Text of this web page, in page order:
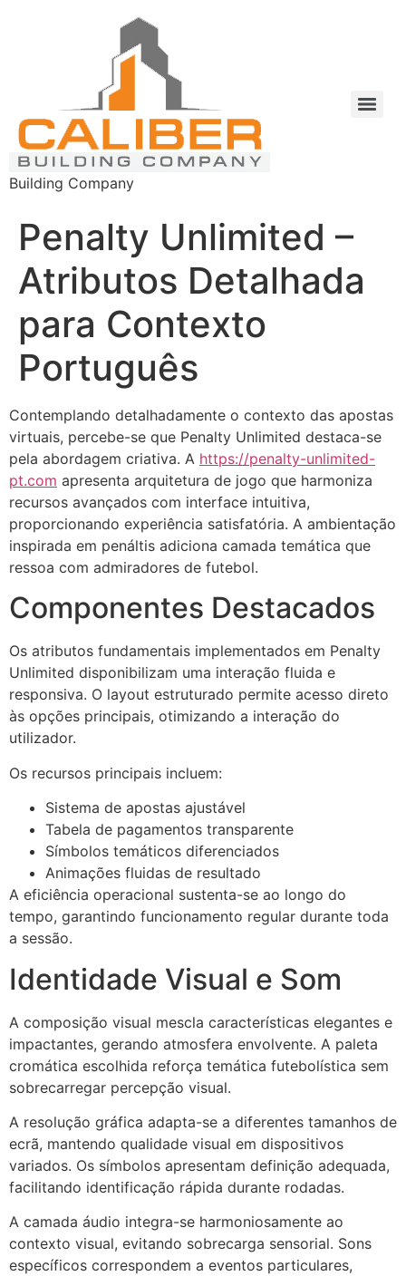
Building Company
Penalty Unlimited –
Atributos Detalhada
para Contexto
Português
Contemplando detalhadamente o contexto das apostas
virtuais, percebe-se que Penalty Unlimited destaca-se
pela abordagem criativa. A https://penalty-unlimited-
pt.com apresenta arquitetura de jogo que harmoniza
recursos avançados com interface intuitiva,
proporcionando experiência satisfatória. A ambientação
inspirada em penáltis adiciona camada temática que
ressoa com admiradores de futebol.
Componentes Destacados
Os atributos fundamentais implementados em Penalty
Unlimited disponibilizam uma interação fluida e
responsiva. O layout estruturado permite acesso direto
às opções principais, otimizando a interação do
utilizador.
Os recursos principais incluem:
Sistema de apostas ajustável
Tabela de pagamentos transparente
Símbolos temáticos diferenciados
Animações fluidas de resultado
A eficiência operacional sustenta-se ao longo do
tempo, garantindo funcionamento regular durante toda
a sessão.
Identidade Visual e Som
A composição visual mescla características elegantes e
impactantes, gerando atmosfera envolvente. A paleta
cromática escolhida reforça temática futebolística sem
sobrecarregar percepção visual.
A resolução gráfica adapta-se a diferentes tamanhos de
ecrã, mantendo qualidade visual em dispositivos
variados. Os símbolos apresentam definição adequada,
facilitando identificação rápida durante rodadas.
A camada áudio integra-se harmoniosamente ao
contexto visual, evitando sobrecarga sensorial. Sons
específicos correspondem a eventos particulares,